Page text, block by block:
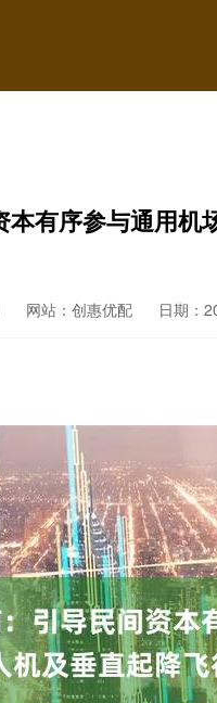
有序参与通用
网站：创惠优配 日期：